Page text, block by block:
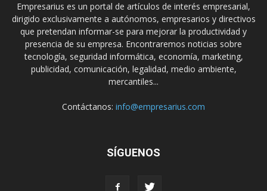
Empresarius es un portal de artículos de interés empresarial,
dirigido exclusivamente a autónomos, empresarios y directivos
que pretendan informar-se para mejorar la productividad y
presencia de su empresa. Encontraremos noticias sobre
tecnología, seguridad informática, economía, marketing,
publicidad, comunicación, legalidad, medio ambiente,
mercantiles...
Contáctanos: info@empresarius.com
SÍGUENOS